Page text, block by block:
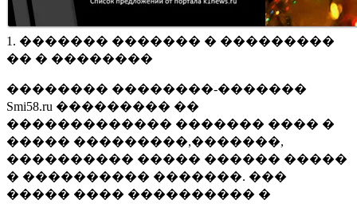
1. ������� ������� � ���������
�� � ��������
�������� ��������-�������
Smi58.ru ��������� ��
������������� ������� ���� �
����� ���������,�������,
���������� ����� ������ �����
� ���������� �������. ���
����� ���� ���������� �